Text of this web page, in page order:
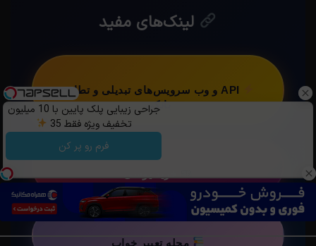
لینک‌های مفید
API و وب سرویس‌های تبدیلی و تطابق
بانکی
مجله تعبیر خواب
جراحی زیبایی پلک پایین با 10 میلیون
تخفیف ویژه فقط 35
فرم رو پر کن